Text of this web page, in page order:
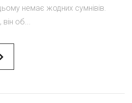
немає жодних сумнівів.
він об...